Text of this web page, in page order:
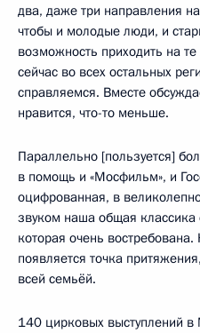
два, даже три направления
чтобы и молодые люди, и
возможность приходить на
сейчас во всех остальных
справляемся. Вместе
нравится, что-то меньше.
Параллельно [пользуется]
в помощь и «Мосфильм», и
оцифрованная, в
звуком наша общая классика
которая очень востребована.
появляется точка
всей семьёй.
140 цирковых выступлений в